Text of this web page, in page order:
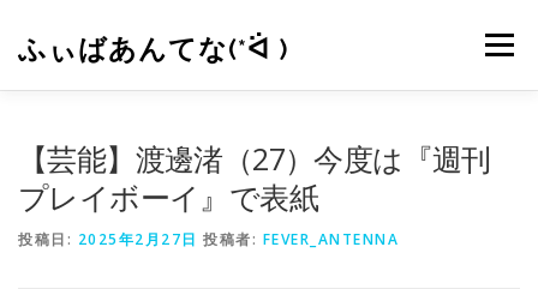
ふぃばあんてな(*ᐛ ) メニュー
【芸能】渡邊渚（27）今度は『週刊
プレイボーイ』で表紙
投稿日: 2025年2月27日 投稿者: FEVER_ANTENNA